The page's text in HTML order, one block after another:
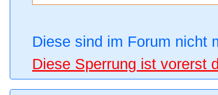
Diese sind im Forum nicht
Diese Sperrung ist vorerst